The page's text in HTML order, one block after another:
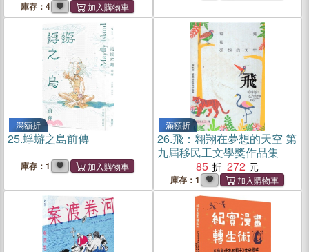
庫存：4
滿額折
25.蜉蝣之島前傳
庫存：1
滿額折
26.飛：翱翔在夢想的天空 第
九屆移民工文學獎作品集
85
272
庫存：1